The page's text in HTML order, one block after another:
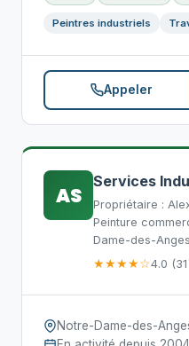
Peintres industriels
Appeler
AS
Services
Propriétaire :
Peinture
Dame-des-Anges
★★★★☆4.0
Notre-Dame-des-